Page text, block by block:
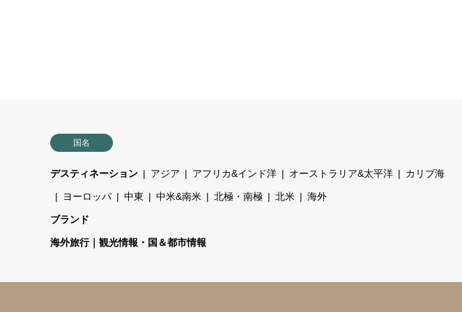
国名
デスティネーション アジア アフリカ&インド洋 オーストラリア&太平洋 カリブ海
ヨーロッパ 中東 中米&南米 北極・南極 北米 海外
ブランド
海外旅行｜観光情報・国＆都市情報